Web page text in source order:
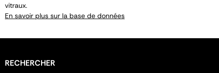
vitraux.
En savoir plus sur la base de données
RECHERCHER